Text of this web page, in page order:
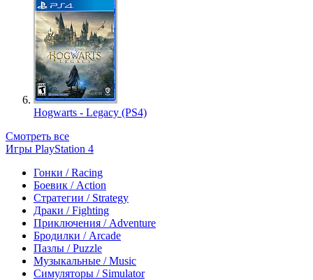
Hogwarts - Legacy (PS4)
Смотреть все
Игры PlayStation 4
Гонки / Racing
Боевик / Action
Стратегии / Strategy
Драки / Fighting
Приключения / Adventure
Бродилки / Arcade
Пазлы / Puzzle
Музыкальные / Music
Симуляторы / Simulator